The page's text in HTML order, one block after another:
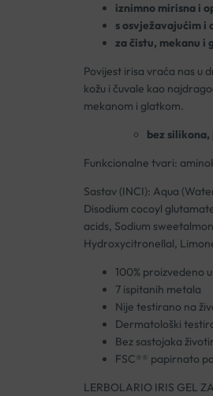
iznimno mirisna i
s osvježavajućim
za čistu, mekanu i
Povijest irisa vraća nas u
kožu i čuvale kao
mekanom i glatkom.
bez
Funkcionalne tvari:
Sastav (INCI): Aqua
Disodium cocoyl
acids, Sodium
Hydroxycitronellal,
100% proizvedeno
7 ispitanih metala
Nije testirano na
Dermatološki
Bez sastojaka
FSC®® papirnato
LERBOLARIO IRIS GEL